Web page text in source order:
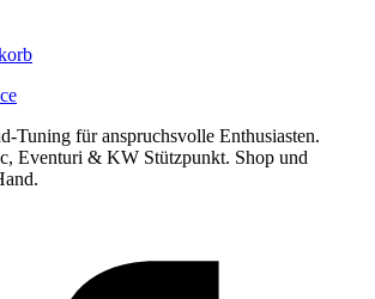
Tuning für anspruchsvolle Enthusiasten.
Eventuri & KW Stützpunkt. Shop und